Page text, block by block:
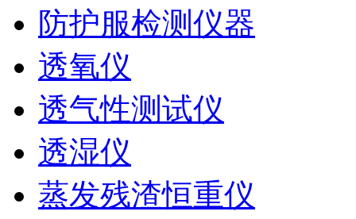
防护服检测仪器
透氧仪
透气性测试仪
透湿仪
蒸发残渣恒重仪